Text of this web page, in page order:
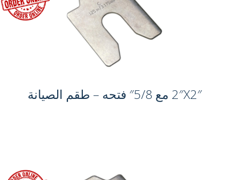
2″X2″ مع 5/8″ فتحه – طقم الصيانة